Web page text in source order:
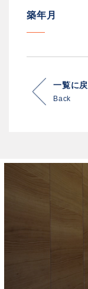
築年月
一覧に
Back